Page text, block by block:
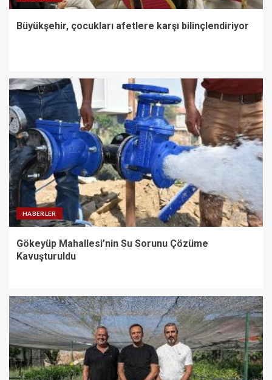
Büyükşehir, çocukları afetlere karşı bilinçlendiriyor
HABERLER
Gökeyüp Mahallesi’nin Su Sorunu Çözüme
Kavuşturuldu